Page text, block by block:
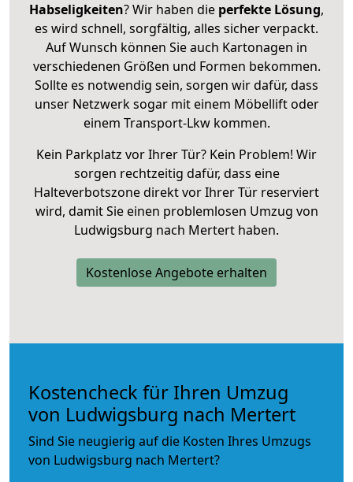
Habseligkeiten? Wir haben die perfekte Lösung,
es wird schnell, sorgfältig, alles sicher verpackt.
Auf Wunsch können Sie auch Kartonagen in
verschiedenen Größen und Formen bekommen.
Sollte es notwendig sein, sorgen wir dafür, dass
unser Netzwerk sogar mit einem Möbellift oder
einem Transport-Lkw kommen.
Kein Parkplatz vor Ihrer Tür? Kein Problem! Wir
sorgen rechtzeitig dafür, dass eine
Halteverbotszone direkt vor Ihrer Tür reserviert
wird, damit Sie einen problemlosen Umzug von
Ludwigsburg nach Mertert haben.
Kostenlose Angebote erhalten
Kostencheck für Ihren Umzug
von Ludwigsburg nach Mertert
Sind Sie neugierig auf die Kosten Ihres Umzugs
von Ludwigsburg nach Mertert?